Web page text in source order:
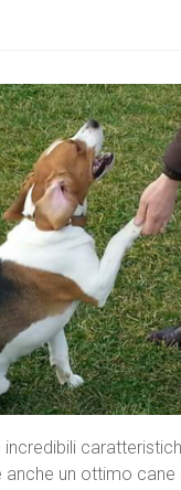
un ottimo cane